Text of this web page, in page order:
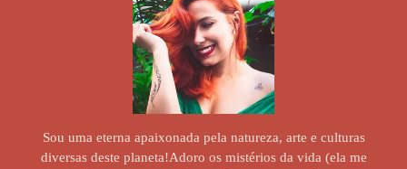
Sou uma eterna apaixonada pela natureza, arte e culturas
diversas deste planeta!Adoro os mistérios da vida (ela me